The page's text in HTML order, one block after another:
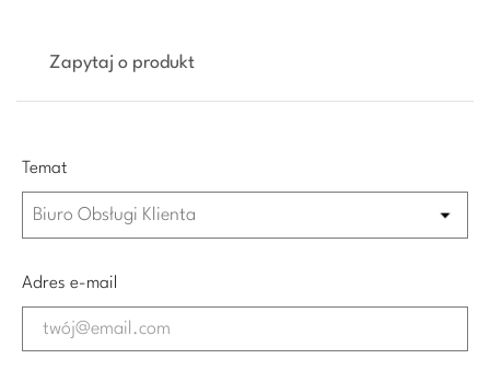
Zapytaj o produkt
Temat
Adres e-mail